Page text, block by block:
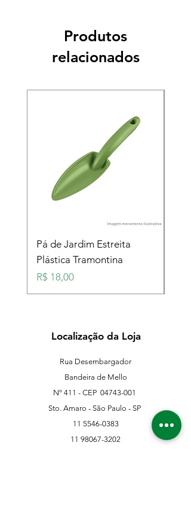
Produtos
relacionados
Pá de Jardim Estreita
Plástica Tramontina
Preço
R$ 18,00
Localização da Loja
Rua Desembargador
Bandeira de Mello
Nº 411 - CEP 04743-001
Sto. Amaro - São Paulo - SP
11 5546-0383
11 98067-3202